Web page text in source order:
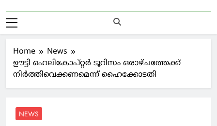
Trip Updates
Home
News
ഊട്ടി ഹെലികോപ്റ്റര്‍ ടൂറിസം ഒരാഴ്ചത്തേക്ക്
നിര്‍ത്തിവെക്കണമെന്ന് ഹൈക്കോടതി
NEWS